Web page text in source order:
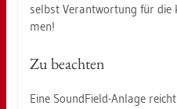
selbst Ver­ant­wor­tung für
men!
Zu be­ach­ten
Eine Sound­Field-An­la­ge